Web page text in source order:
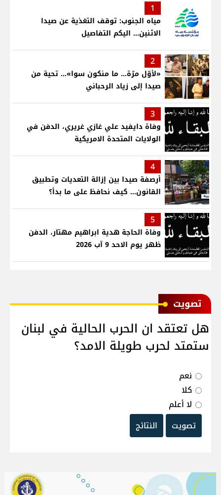
1
مياه الجنوب: توقف التغذية عن صيدا
الاثنين... اليكم التفاصيل
2
«لأوّل مرّة… ما منكون سوا»… تحية من
صيدا إلى زياد الرحباني
3
وفاة دايفيد علي غازي غريري، الدفن في
الولايات المتحدة الامريكية
4
أرصفة صيدا بين إزالة التعديات وتطبيق
القانون... كيف نحافظ على ما بدأ؟
5
وفاة الحاجة هدية ابراهيم مهتار، الدفن
ظهر يوم الاحد 9 آب 2026
ﺗﺼﻮﻳﺖ
هل تعتقد ان الحرب الحالية في لبنان
ستمتد لحرب طويلة الامد؟
نعم
كلا
لا أعلم
تصويت
النتائج